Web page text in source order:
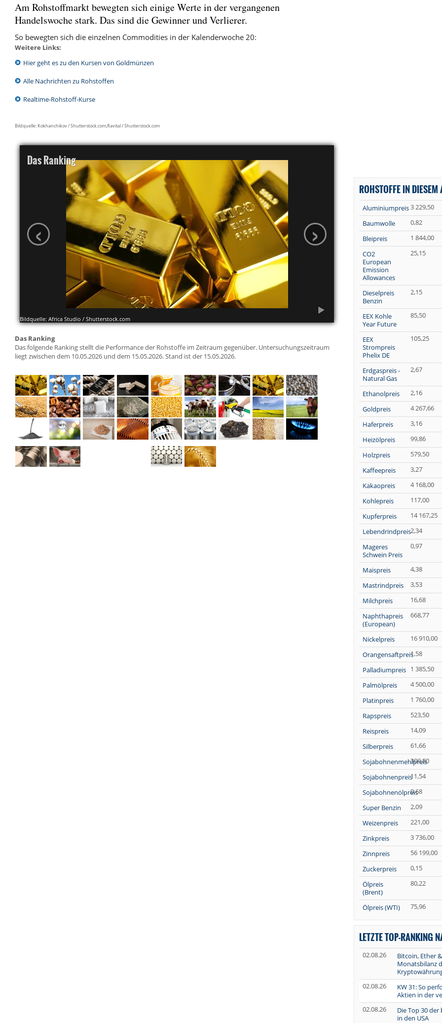
Am Rohstoffmarkt bewegten sich einige Werte in der vergangenen
Handelswoche stark. Das sind die Gewinner und Verlierer.
So bewegten sich die einzelnen Commodities in der Kalenderwoche 20:
Weitere Links:
Hier geht es zu den Kursen von Goldmünzen
Alle Nachrichten zu Rohstoffen
Realtime-Rohstoff-Kurse
Bildquelle: Kokhanchikov / Shutterstock.com,Ravital / Shutterstock.com
Das Ranking
‹ ›
Bildquelle: Africa Studio / Shutterstock.com
Das Ranking
Das folgende Ranking stellt die Performance der Rohstoffe im Zeitraum gegenüber. Untersuchungszeitraum
liegt zwischen dem 10.05.2026 und dem 15.05.2026. Stand ist der 15.05.2026.
ROHSTOFFE IN DIESEM
Aluminiumpreis3 229,50
Baumwolle
0,82
Bleipreis
1 844,00
CO2
European
Emission
Allowances
25,15
Dieselpreis
Benzin
2,15
EEX Kohle
Year Future
85,50
EEX
Strompreis
Phelix DE
105,25
Erdgaspreis -
Natural Gas
2,67
Ethanolpreis
2,16
Goldpreis
4 267,66
Haferpreis
3,16
Heizölpreis
99,86
Holzpreis
579,50
Kaffeepreis
3,27
Kakaopreis
4 168,00
Kohlepreis
117,00
Kupferpreis
14 167,25
Lebendrindpreis2,34
Mageres
Schwein Preis
0,97
Maispreis
4,38
Mastrindpreis
3,53
Milchpreis
16,68
Naphthapreis
(European)
668,77
Nickelpreis
16 910,00
Orangensaftpreis1,58
Palladiumpreis 1 385,50
Palmölpreis
4 500,00
Platinpreis
1 760,00
Rapspreis
523,50
Reispreis
14,09
Silberpreis
61,66
Sojabohnenmehlpreis
309,80
Sojabohnenpreis11,54
Sojabohnenölpreis
0,68
Super Benzin
2,09
Weizenpreis
221,00
Zinkpreis
3 736,00
Zinnpreis
56 199,00
Zuckerpreis
0,15
Ölpreis
(Brent)
80,22
Ölpreis (WTI) 75,96
LETZTE TOP-RANKING
02.08.26
Bitcoin, Ether
Monatsbilanz
02.08.26
KW 31: So
Aktien in der
02.08.26
Die Top 30 der
in den USA